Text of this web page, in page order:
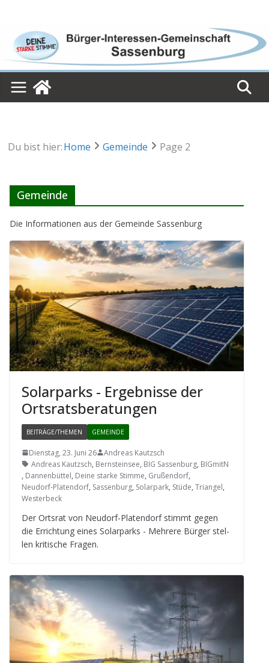
content
Du bist hier:Home Gemeinde Page 2
Gemeinde
Die Infor­ma­tio­nen aus der Gemeinde Sassenburg
Solar­parks - Ergeb­nisse der
Ortsratsberatungen
BEITRÄGE/THEMEN GEMEINDE
Dienstag, 23. Juni 26
Andreas Kautzsch
Andreas Kautzsch, Bernsteinsee, BIG Sassenburg, BIGmitN
, Dannenbüttel, Deine starke Stimme, Grußendorf,
Neudorf-Platendorf, Sassenburg, Solarpark, Stüde, Triangel,
Westerbeck
Der Orts­rat von Neu­dorf-Pla­ten­dorf stimmt gegen
die Errich­tung eines Solar­parks - Meh­rere Bür­ger stel­
len kri­ti­sche Fragen.